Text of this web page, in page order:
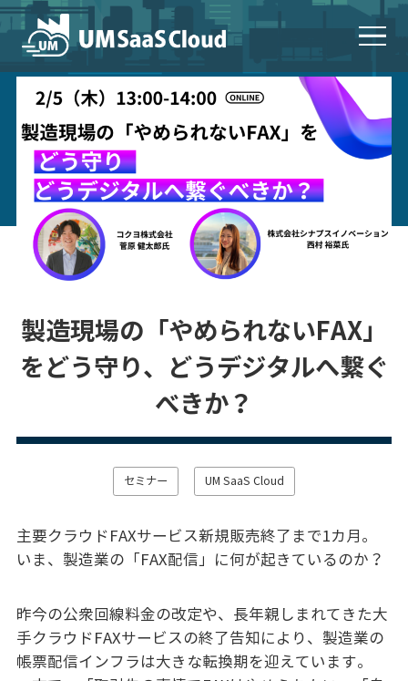
製造現場の「やめられないFAX」
をどう守り、どうデジタルへ繋ぐ
べきか？
セミナー UM SaaS Cloud
主要クラウドFAXサービス新規販売終了まで1カ月。
いま、製造業の「FAX配信」に何が起きているのか？
昨今の公衆回線料金の改定や、長年親しまれてきた大
手クラウドFAXサービスの終了告知により、製造業の
帳票配信インフラは大きな転換期を迎えています。